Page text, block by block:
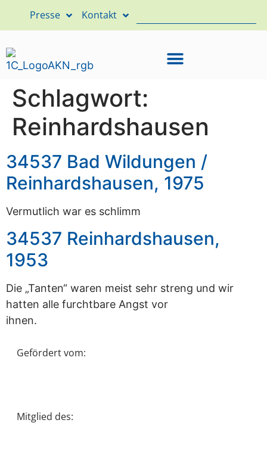
Presse Kontakt
Schlagwort:
Reinhardshausen
34537 Bad Wildungen /
Reinhardshausen, 1975
Vermutlich war es schlimm
34537 Reinhardshausen,
1953
Die „Tanten“ waren meist sehr streng und wir
hatten alle furchtbare Angst vor
ihnen.
Gefördert vom:
Mitglied des: